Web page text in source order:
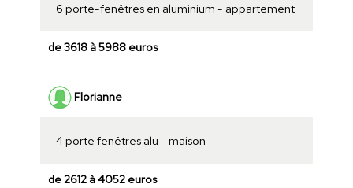
6 porte-fenêtres en aluminium - appartement
de 3618 à 5988 euros
Florianne
4 porte fenêtres alu - maison
de 2612 à 4052 euros